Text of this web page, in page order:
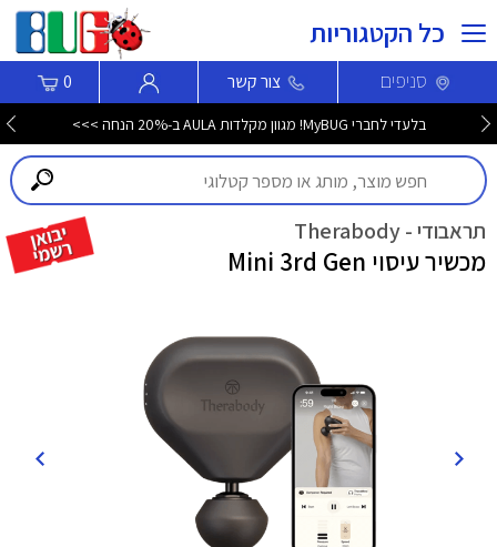
כל הקטגוריות
סניפים צור קשר 0
בלעדי לחברי MyBUG! מגוון מקלדות AULA ב-20% הנחה >>>
תראבודי - Therabody
מכשיר עיסוי Mini 3rd Gen